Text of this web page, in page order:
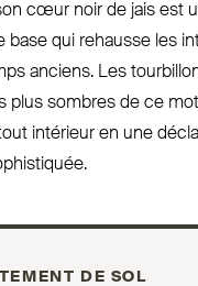
cœur noir de jais est
base qui rehausse les
anciens. Les
plus sombres de ce
intérieur en une
DE SOL